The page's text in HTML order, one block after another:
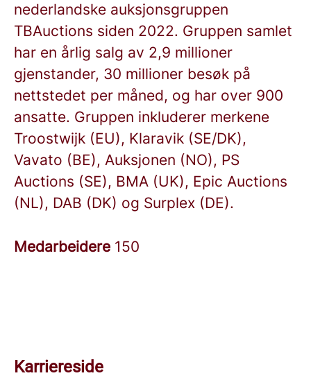
nederlandske auksjonsgruppen
TBAuctions siden 2022. Gruppen samlet
har en årlig salg av 2,9 millioner
gjenstander, 30 millioner besøk på
nettstedet per måned, og har over 900
ansatte. Gruppen inkluderer merkene
Troostwijk (EU), Klaravik (SE/DK),
Vavato (BE), Auksjonen (NO), PS
Auctions (SE), BMA (UK), Epic Auctions
(NL), DAB (DK) og Surplex (DE).
Medarbeidere 150
Karriereside